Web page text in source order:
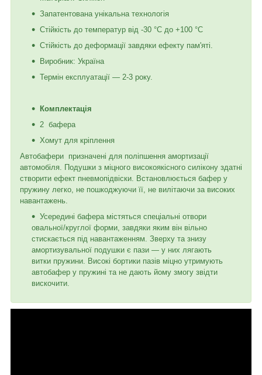
Запатентована унікальна технологія
Стійкість до температур від -30 °C до +100 °C
Стійкість до деформації завдяки ефекту пам'яті.
Виробник: Україна
Термін експлуатації — 2-3 року.
Комплектація
2 бафера
Хомут для кріплення
Автобафери призначені для поліпшення амортизації
автомобіля. Подушки з міцного високоякісного силікону здатні
створити ефект пневмопідвіски. Встановлюється бафер у
пружину легко, не пошкоджуючи її, не вилітаючи за високих
навантажень.
Усередині бафера містяться спеціальні отвори
овальної/круглої форми, завдяки яким він вільно
стискається під навантаженням. Зверху та знизу
амортизувальної подушки є пази — у них лягають
витки пружини. Високі бортики пазів міцно утримують
автобафер у пружині та не дають йому змогу звідти
вискочити.